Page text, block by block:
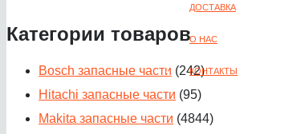
ДОСТАВКА
О НАС
КОНТАКТЫ
Категории товаров
Bosch запасные части (242)
Hitachi запасные части (95)
Makita запасные части (4844)